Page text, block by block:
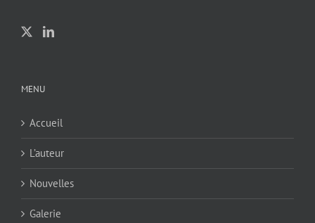
MENU
Accueil
L’auteur
Nouvelles
Galerie